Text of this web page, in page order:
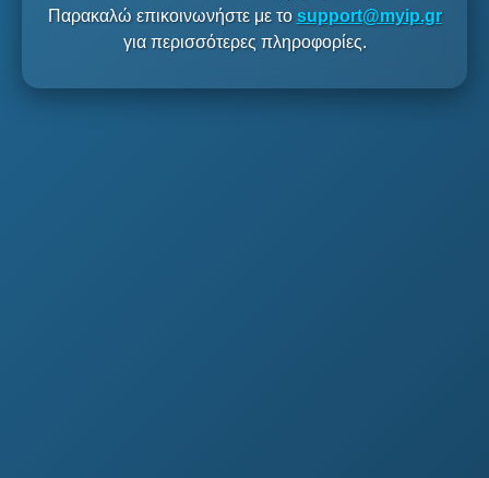
Παρακαλώ επικοινωνήστε με το support@myip.gr
για περισσότερες πληροφορίες.